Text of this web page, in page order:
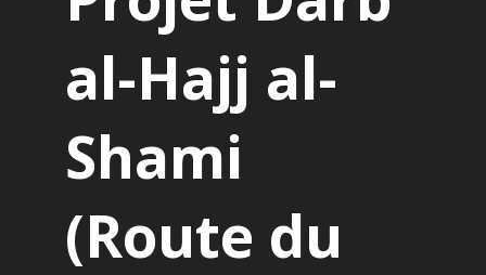
al-Hajj al-
Shami
(Route du